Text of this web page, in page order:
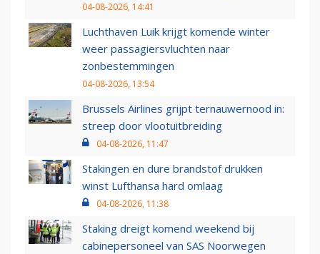
04-08-2026, 14:41
Luchthaven Luik krijgt komende winter
weer passagiersvluchten naar
zonbestemmingen
04-08-2026, 13:54
Brussels Airlines grijpt ternauwernood in:
streep door vlootuitbreiding
04-08-2026, 11:47
Stakingen en dure brandstof drukken
winst Lufthansa hard omlaag
04-08-2026, 11:38
Staking dreigt komend weekend bij
cabinepersoneel van SAS Noorwegen